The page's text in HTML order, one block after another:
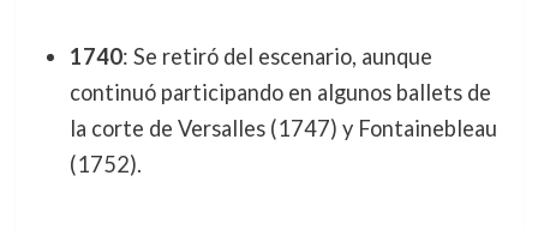
1740: Se retiró del escenario, aunque
continuó participando en algunos ballets de
la corte de Versalles (1747) y Fontainebleau
(1752).